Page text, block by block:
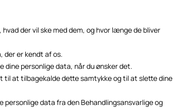
der vil ske med dem, og hvor længe de bliver
der er kendt af os.
dine personlige data, når du ønsker det.
til at tilbagekalde dette samtykke og til at slette dine
data fra den Behandlingsansvarlige og